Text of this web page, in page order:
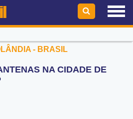
- BRASIL
NA CIDADE DE